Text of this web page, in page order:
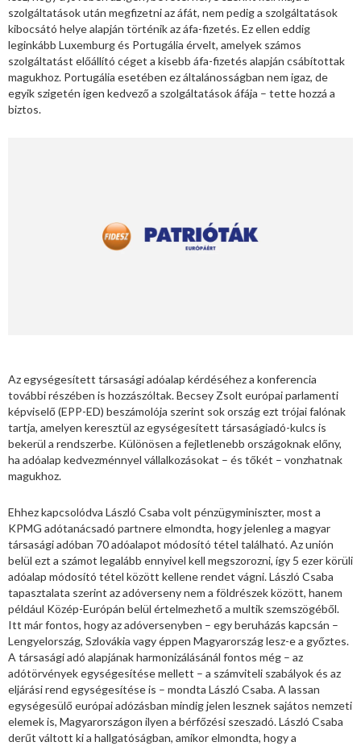
szolgáltatások után megfizetni az áfát, nem pedig a szolgáltatások
kibocsátó helye alapján történik az áfa-fizetés. Ez ellen eddig
leginkább Luxemburg és Portugália érvelt, amelyek számos
szolgáltatást előállító céget a kisebb áfa-fizetés alapján csábítottak
magukhoz. Portugália esetében ez általánosságban nem igaz, de
egyik szigetén igen kedvező a szolgáltatások áfája – tette hozzá a
biztos.
Az egységesített társasági adóalap kérdéséhez a konferencia
további részében is hozzászóltak. Becsey Zsolt európai parlamenti
képviselő (EPP-ED) beszámolója szerint sok ország ezt trójai falónak
tartja, amelyen keresztül az egységesített társaságiadó-kulcs is
bekerül a rendszerbe. Különösen a fejletlenebb országoknak előny,
ha adóalap kedvezménnyel vállalkozásokat – és tőkét – vonzhatnak
magukhoz.
Ehhez kapcsolódva László Csaba volt pénzügyminiszter, most a
KPMG adótanácsadó partnere elmondta, hogy jelenleg a magyar
társasági adóban 70 adóalapot módosító tétel található. Az unión
belül ezt a számot legalább ennyivel kell megszorozni, így 5 ezer körüli
adóalap módosító tétel között kellene rendet vágni. László Csaba
tapasztalata szerint az adóverseny nem a földrészek között, hanem
például Közép-Európán belül értelmezhető a multik szemszögéből.
Itt már fontos, hogy az adóversenyben – egy beruházás kapcsán –
Lengyelország, Szlovákia vagy éppen Magyarország lesz-e a győztes.
A társasági adó alapjának harmonizálásánál fontos még – az
adótörvények egységesítése mellett – a számviteli szabályok és az
eljárási rend egységesítése is – mondta László Csaba. A lassan
egységesülő európai adózásban mindig jelen lesznek sajátos nemzeti
elemek is, Magyarországon ilyen a bérfőzési szeszadó. László Csaba
derűt váltott ki a hallgatóságban, amikor elmondta, hogy a